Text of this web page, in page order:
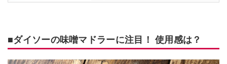
■ダイソーの味噌マドラーに注目！ 使用感は？